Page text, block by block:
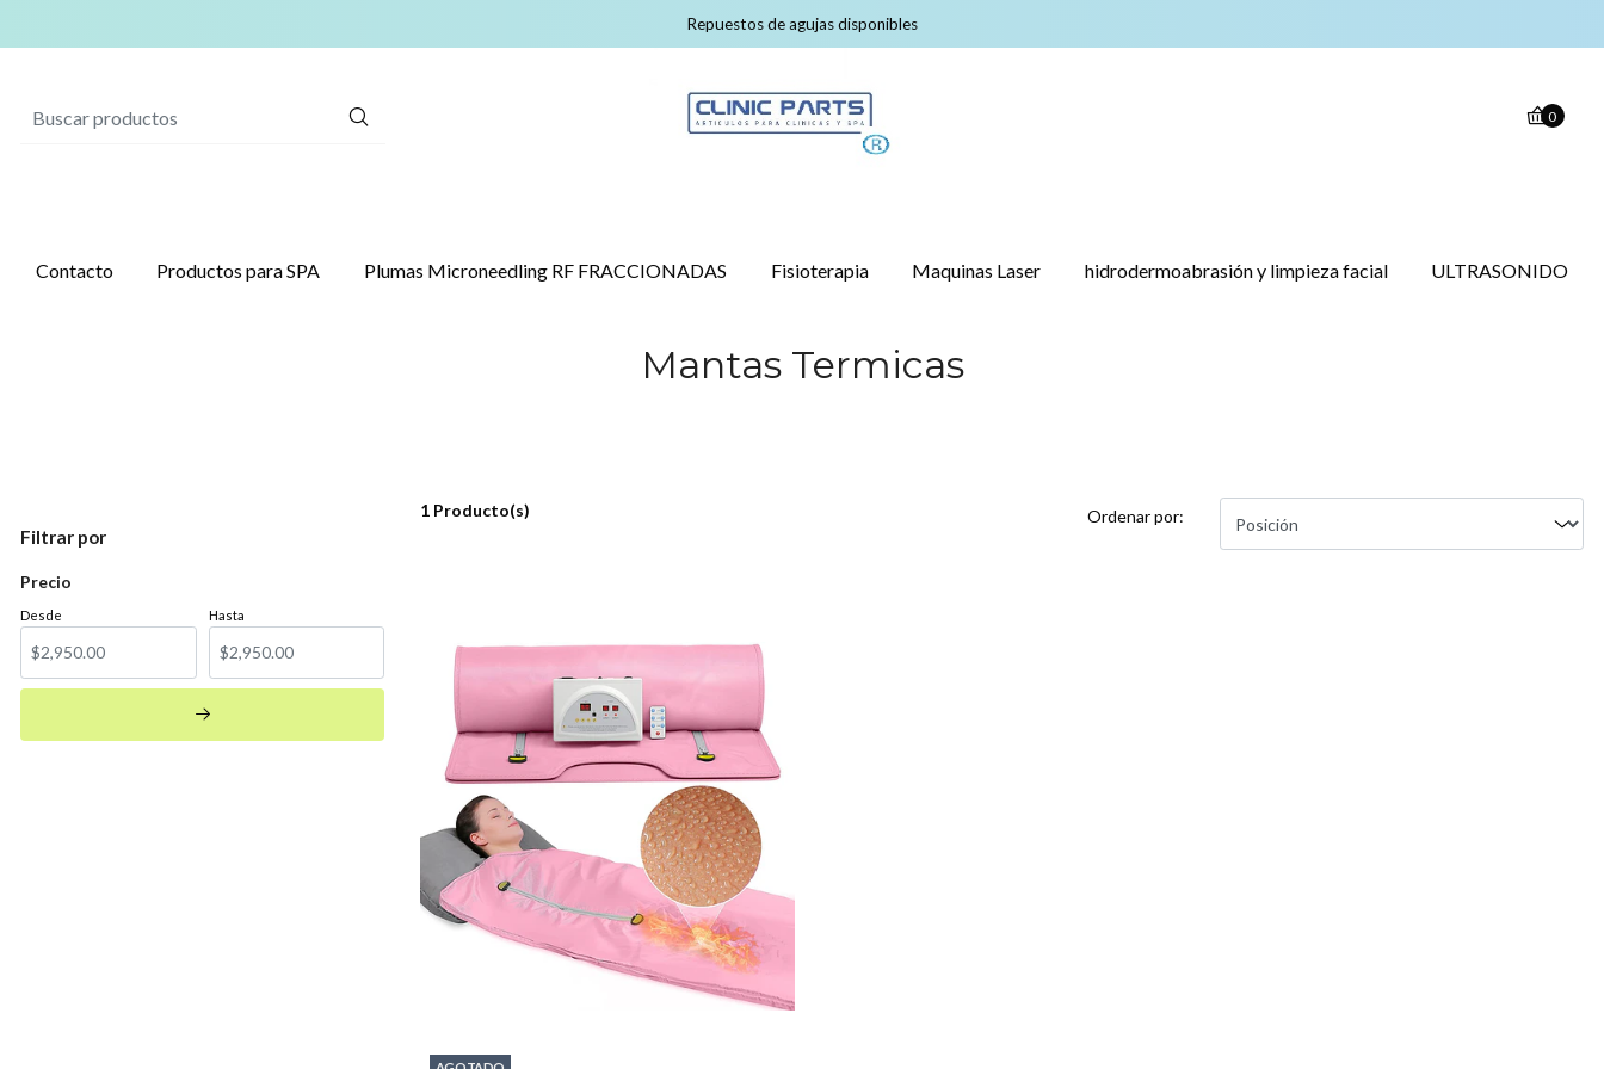
Repuestos de agujas disponibles
0
Contacto Productos para SPA Plumas Microneedling RF FRACCIONADAS Fisioterapia Maquinas Laser hidrodermoabrasión y limpieza facial ULTRASONIDO
Mantas Termicas
Filtrar por
Precio
Desde Hasta
1 Producto(s) Ordenar por: